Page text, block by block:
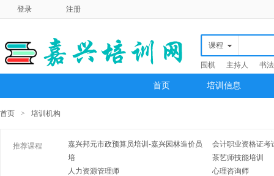
登录 注册
课程
围棋 主持人 书法
首页 培训信息
首页 > 培训机构
推荐课程
嘉兴邦元市政预算员培训-嘉兴园林造价员
培
会计职业资格证考
茶艺师技能培训
人力资源管理师
心理咨询师